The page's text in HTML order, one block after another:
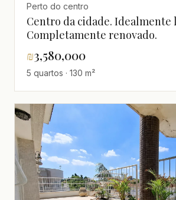
Perto do centro
Centro da cidade. Idealmente
Completamente renovado.
₪3,580,000
5 quartos · 130 m²